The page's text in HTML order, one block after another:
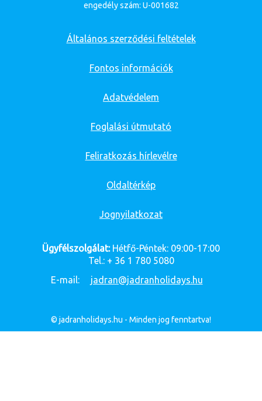
engedély szám: U-001682
Általános szerződési feltételek
Fontos információk
Adatvédelem
Foglalási útmutató
Feliratkozás hírlevélre
Oldaltérkép
Jognyilatkozat
Ügyfélszolgálat:Hétfő-Péntek: 09:00-17:00
Tel.: + 36 1 780 5080
E-mail:
jadran@jadranholidays.hu
© jadranholidays.hu - Minden jog fenntartva!